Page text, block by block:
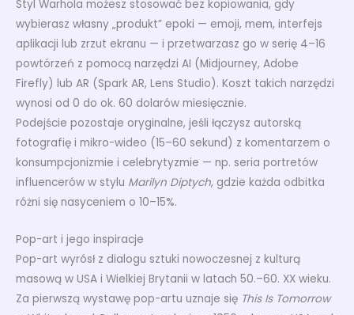
Styl Warhola możesz stosować bez kopiowania, gdy
wybierasz własny „produkt” epoki — emoji, mem, interfejs
aplikacji lub zrzut ekranu — i przetwarzasz go w serię 4–16
powtórzeń z pomocą narzędzi AI (Midjourney, Adobe
Firefly) lub AR (Spark AR, Lens Studio). Koszt takich narzędzi
wynosi od 0 do ok. 60 dolarów miesięcznie.
Podejście pozostaje oryginalne, jeśli łączysz autorską
fotografię i mikro-wideo (15–60 sekund) z komentarzem o
konsumpcjonizmie i celebrytyzmie — np. seria portretów
influencerów w stylu Marilyn Diptych, gdzie każda odbitka
różni się nasyceniem o 10–15%.
Pop-art i jego inspiracje
Pop-art wyrósł z dialogu sztuki nowoczesnej z kulturą
masową w USA i Wielkiej Brytanii w latach 50.–60. XX wieku.
Za pierwszą wystawę pop-artu uznaje się This Is Tomorrow